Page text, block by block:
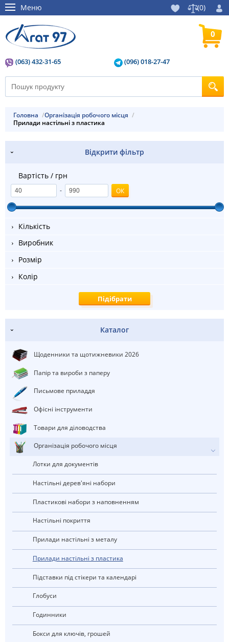
Меню (0)
(063) 432-31-65 (096) 018-27-47
0
Головна
Організація робочого місця
Прилади настільні з пластика
Відкрити фільтр
Вартість / грн
-
Кількість
Виробник
Розмір
Колір
Каталог
Щоденники та щотижневики 2026
Папір та вироби з паперу
Письмове приладдя
Офісні інструменти
Товари для діловодства
Організація робочого місця
Лотки для документів
Настільні дерев'яні набори
Пластикові набори з наповненням
Настільні покриття
Прилади настільні з металу
Прилади настільні з пластика
Підставки під стікери та календарі
глобуси
Годинники
Бокси для ключів, грошей